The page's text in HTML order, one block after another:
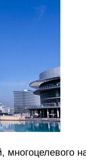
многоцелевого